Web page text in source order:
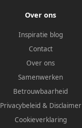
Over ons
Inspiratie blog
Contact
Over ons
Samenwerken
Betrouwbaarheid
Privacybeleid & Disclaimer
Cookieverklaring